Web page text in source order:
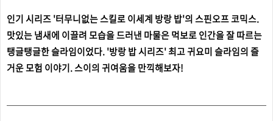
인기 시리즈 '터무니없는 스킬로 이세계 방랑 밥'의 스핀오프 코믹스.
맛있는 냄새에 이끌려 모습을 드러낸 마물은 먹보로 인간을 잘 따르는
탱글탱글한 슬라임이었다. '방랑 밥 시리즈' 최고 귀요미 슬라임의 즐
거운 모험 이야기. 스이의 귀여움을 만끽해보자!